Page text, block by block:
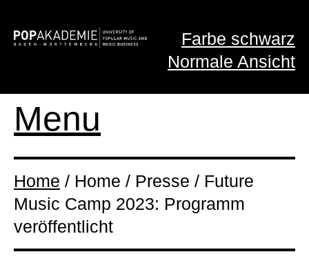
Farbe schwarz
Normale Ansicht
Menu
Home / Home / Presse / Future
Music Camp 2023: Programm
veröffentlicht